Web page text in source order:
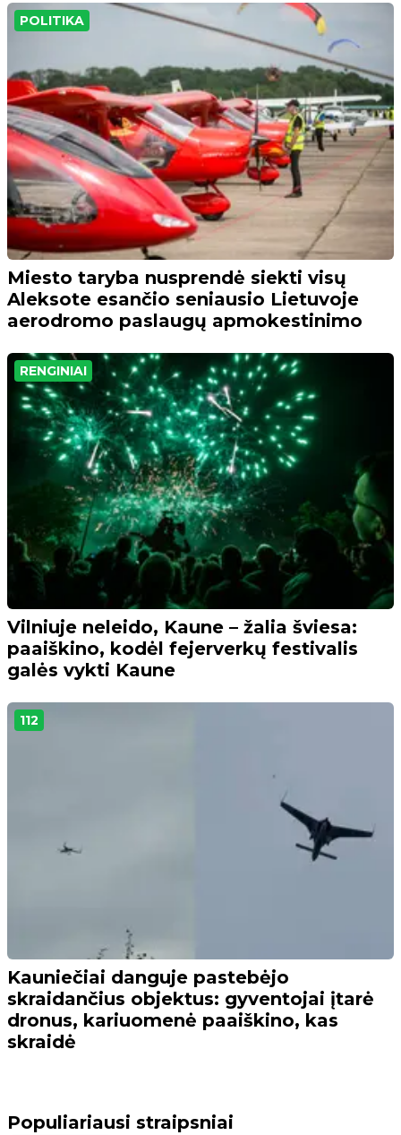
POLITIKA
Miesto taryba nusprendė siekti visų
Aleksote esančio seniausio Lietuvoje
aerodromo paslaugų apmokestinimo
RENGINIAI
Vilniuje neleido, Kaune – žalia šviesa:
paaiškino, kodėl fejerverkų festivalis
galės vykti Kaune
112
Kauniečiai danguje pastebėjo
skraidančius objektus: gyventojai įtarė
dronus, kariuomenė paaiškino, kas
skraidė
Populiariausi straipsniai